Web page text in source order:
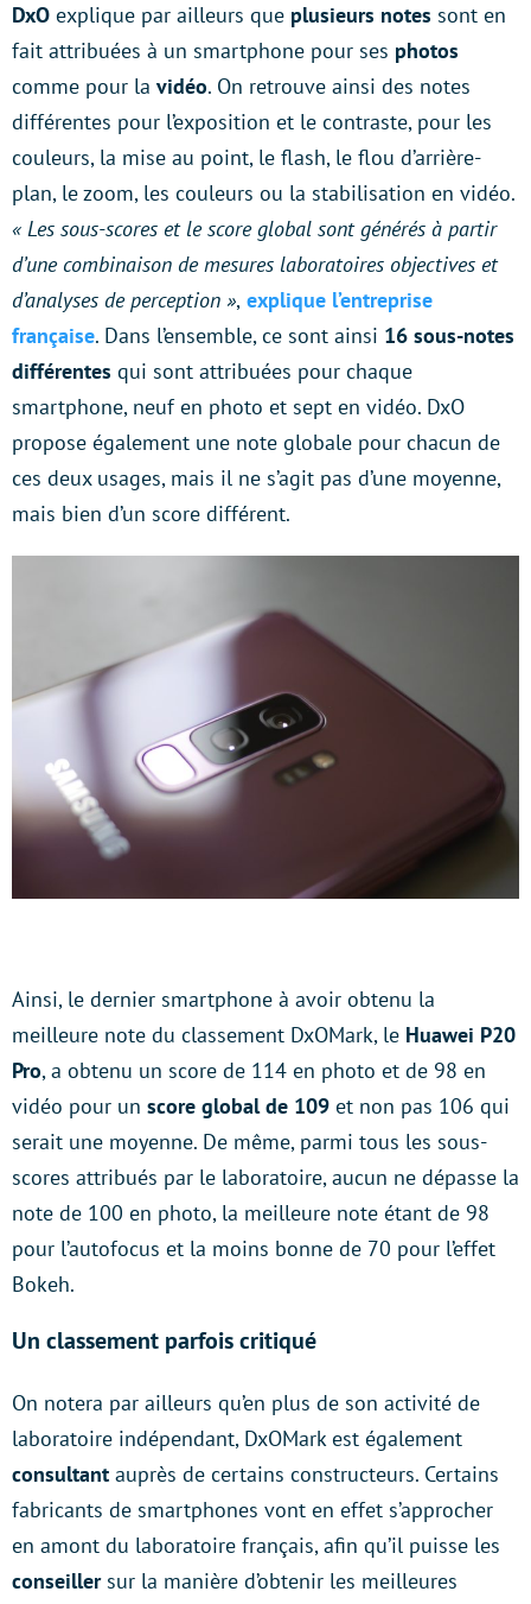
DxO explique par ailleurs que plusieurs notes sont en
fait attribuées à un smartphone pour ses photos
comme pour la vidéo. On retrouve ainsi des notes
différentes pour l’exposition et le contraste, pour les
couleurs, la mise au point, le flash, le flou d’arrière-
plan, le zoom, les couleurs ou la stabilisation en vidéo.
« Les sous-scores et le score global sont générés à partir
d’une combinaison de mesures laboratoires objectives et
d’analyses de perception », explique l’entreprise
française. Dans l’ensemble, ce sont ainsi 16 sous-notes
différentes qui sont attribuées pour chaque
smartphone, neuf en photo et sept en vidéo. DxO
propose également une note globale pour chacun de
ces deux usages, mais il ne s’agit pas d’une moyenne,
mais bien d’un score différent.
Ainsi, le dernier smartphone à avoir obtenu la
meilleure note du classement DxOMark, le Huawei P20
Pro, a obtenu un score de 114 en photo et de 98 en
vidéo pour un score global de 109 et non pas 106 qui
serait une moyenne. De même, parmi tous les sous-
scores attribués par le laboratoire, aucun ne dépasse la
note de 100 en photo, la meilleure note étant de 98
pour l’autofocus et la moins bonne de 70 pour l’effet
Bokeh.
Un classement parfois critiqué
On notera par ailleurs qu’en plus de son activité de
laboratoire indépendant, DxOMark est également
consultant auprès de certains constructeurs. Certains
fabricants de smartphones vont en effet s’approcher
en amont du laboratoire français, afin qu’il puisse les
conseillersur la manière d’obtenir les meilleures